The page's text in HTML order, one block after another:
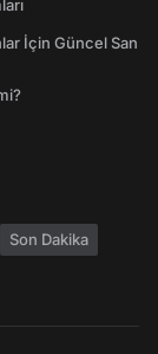
İçin Güncel San
Son Dakika